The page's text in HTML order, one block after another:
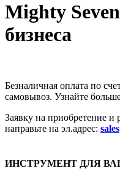
Mighty
бизнеса
Безналичная оплата по
самовывоз. Узнайте
Заявку на приобретение
направьте на эл.адрес:
ИНСТРУМЕНТ ДЛЯ